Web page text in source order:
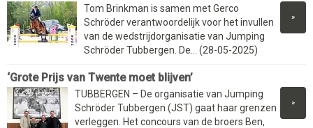
»
Tom Brinkman is samen met Gerco
Schröder verantwoordelijk voor het invullen
van de wedstrijdorganisatie van Jumping
Schröder Tubbergen. De... (28-05-2025)
‘Grote Prijs van Twente moet blijven’
»
TUBBERGEN – De organisatie van Jumping
Schröder Tubbergen (JST) gaat haar grenzen
verleggen. Het concours van de broers Ben,